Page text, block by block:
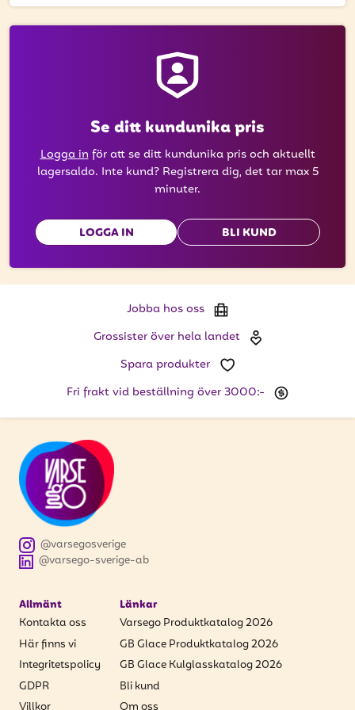
Ange din e-postadress nedan för att ta del av våra
PRENUMERERA
Se ditt kundunika pris
Logga inför att se ditt kundunika pris och aktuellt
lagersaldo. Inte kund? Registrera dig, det tar max 5
minuter.
LOGGA IN BLI KUND
Jobba hos oss
Grossister över hela landet
Spara produkter
Fri frakt vid beställning över 3000:-
@varsego-sverige-ab
@varsegosverige
Allmänt
Kontakta oss
Här finns vi
Integritetspolicy
GDPR
Länkar
Varsego Produktkatalog 2026
GB Glace Produktkatalog 2026
GB Glace Kulglasskatalog 2026
Bli kund